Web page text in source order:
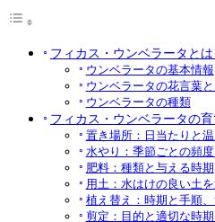
フィカス・ウンベラータと
ウンベラータの基本情報
ウンベラータの花言葉
ウンベラータの種類
フィカス・ウンベラータの
置き場所：日当たりと
水やり：季節ごとの頻
肥料：種類と与える時期
用土：水はけの良い土
植え替え：時期と手順
剪定：目的と適切な時